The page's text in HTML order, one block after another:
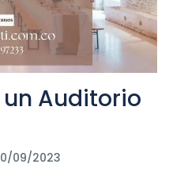
Auditorio
09/2023